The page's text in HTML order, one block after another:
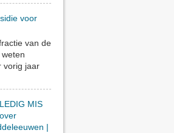
voor
van de
vorig jaar
MIS
|